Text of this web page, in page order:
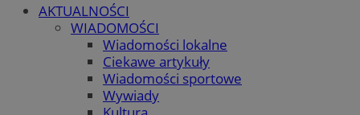
AKTUALNOŚCI
WIADOMOŚCI
Wiadomości lokalne
Ciekawe artykuły
Wiadomości sportowe
Wywiady